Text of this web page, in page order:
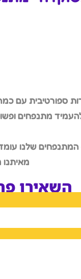
ספורטיבית עם
מתנפחים
שלנו
השאירו